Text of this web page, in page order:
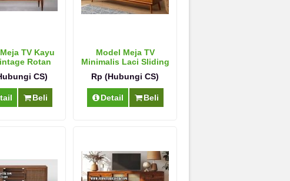
TV Kayu
Rotan
CS)
Beli
Model Meja TV
Minimalis Laci Sliding
Rp (Hubungi CS)
Detail Beli